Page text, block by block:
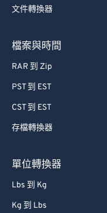
文件轉換器
檔案與時間
RAR 到 Zip
PST 到 EST
CST 到 EST
存檔轉換器
單位轉換器
Lbs 到 Kg
Kg 到 Lbs